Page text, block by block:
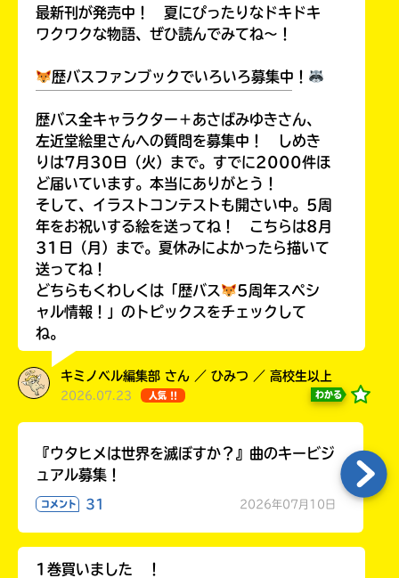
最新刊が発売中！ 夏にぴったりなドキドキ
ワクワクな物語、ぜひ読んでみてね～！
歴バスファンブックでいろいろ募集中！
歴バス全キャラクター＋あさばみゆきさん、
左近堂絵里さんへの質問を募集中！ しめき
りは7月30日（火）まで。すでに2000件ほ
ど届いています。本当にありがとう！
そして、イラストコンテストも開さい中。5周
年をお祝いする絵を送ってね！ こちらは8月
31日（月）まで。夏休みによかったら描いて
送ってね！
どちらもくわしくは「歴バス
5周年スペシ
ャル情報！」のトピックスをチェックして
ね。
キミノベル編集部 さん ／ ひみつ ／ 高校生以上
2026.07.23 人気 !! わかる
『ウタヒメは世界を滅ぼすか？』曲のキービジ
ュアル募集！
コメント 31 2026年07月10日
1巻買いました ！